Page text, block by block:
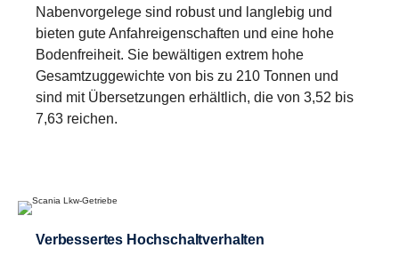
Retarder
Auch der Retarder des G33 wurde aktualisiert und
verbessert und ist nun in der Lage, bei einer
Kardanwellendrehzahl von weniger als 600 U/min
Nebenantrieb
Nabenvorgelege sind robust und langlebig und
bieten gute Anfahreigenschaften und eine hohe
Bodenfreiheit. Sie bewältigen extrem hohe
Gesamtzuggewichte von bis zu 210 Tonnen und
sind mit Übersetzungen erhältlich, die von 3,52 bis
7,63 reichen.
Verbessertes Hochschaltverhalten